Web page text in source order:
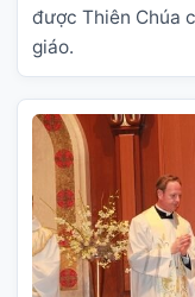
được Thiên Chúa
giáo.